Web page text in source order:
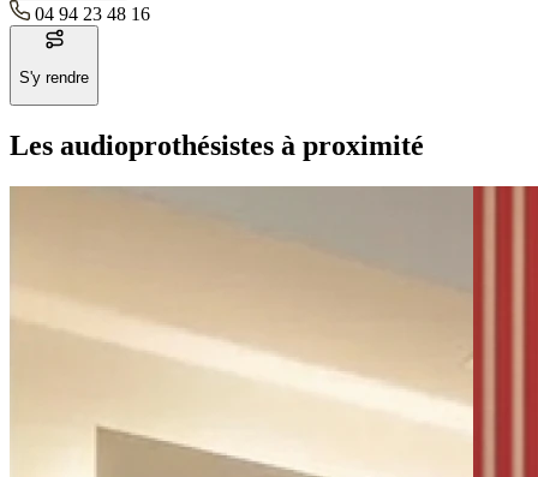
04 94 23 48 16
S'y rendre
Les audioprothésistes à proximité